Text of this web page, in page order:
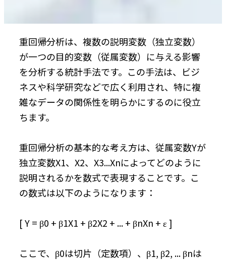
重回帰分析は、複数の説明変数（独立変数）
が一つの目的変数（従属変数）に与える影響
を分析する統計手法です。この手法は、ビジ
ネスや科学研究などで広く利用され、特に複
雑なデータの関係性を明らかにするのに役立
ちます。
重回帰分析の基本的な考え方は、従属変数Yが
独立変数X1、X2、X3...Xnによってどのように
説明されるかを数式で表現することです。こ
の数式は以下のようになります：
[ Y = β0 + β1X1 + β2X2 + ... + βnXn + ε ]
ここで、β0は切片（定数項）、β1, β2, ... βnは